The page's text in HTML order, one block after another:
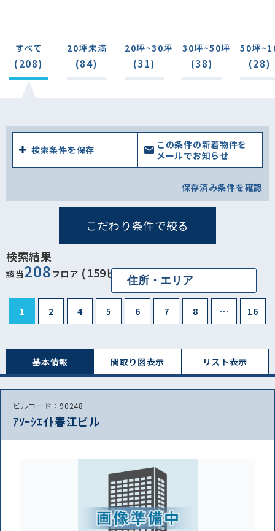
すべて
(208)
20坪未満
(84)
20坪~30坪
(31)
30坪~50坪
(38)
50坪
(28)
検索条件を保存
この条件の新着物件を
メールでお知らせ
保存済み条件を確認
こだわり条件で絞る
検索結果
該当208 フロア (159ビル)
1 2 4 5 6 7 8 … 16
基本情報 間取り図表⽰ リスト表⽰
ビルコード：90248
ｱｿｰｼｴｲﾄ春江ビル